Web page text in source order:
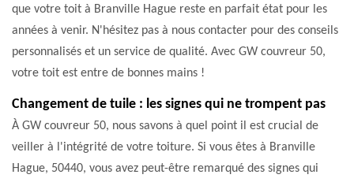
que votre toit à Branville Hague reste en parfait état pour les
années à venir. N'hésitez pas à nous contacter pour des conseils
personnalisés et un service de qualité. Avec GW couvreur 50,
votre toit est entre de bonnes mains !
Changement de tuile : les signes qui ne trompent pas
À GW couvreur 50, nous savons à quel point il est crucial de
veiller à l'intégrité de votre toiture. Si vous êtes à Branville
Hague, 50440, vous avez peut-être remarqué des signes qui